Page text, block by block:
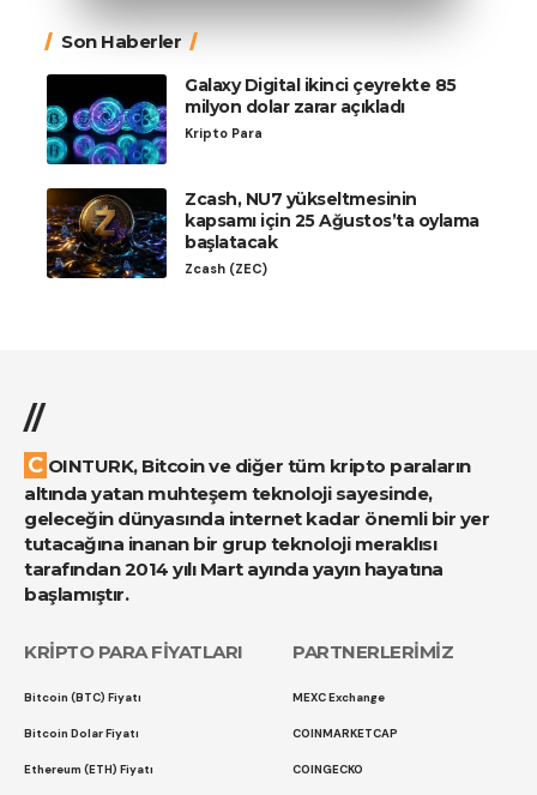
Son Haberler
Galaxy Digital ikinci çeyrekte 85
milyon dolar zarar açıkladı
Kripto Para
Zcash, NU7 yükseltmesinin
kapsamı için 25 Ağustos’ta oylama
başlatacak
Zcash (ZEC)
//
COINTURK, Bitcoin ve diğer tüm kripto paraların
altında yatan muhteşem teknoloji sayesinde,
geleceğin dünyasında internet kadar önemli bir yer
tutacağına inanan bir grup teknoloji meraklısı
tarafından 2014 yılı Mart ayında yayın hayatına
başlamıştır.
KRİPTO PARA FİYATLARI
Bitcoin (BTC) Fiyatı
Bitcoin Dolar Fiyatı
Ethereum (ETH) Fiyatı
PARTNERLERİMİZ
MEXC Exchange
COINMARKETCAP
COINGECKO